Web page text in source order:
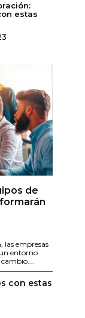
estas
de
las empresas
entorno
con estas